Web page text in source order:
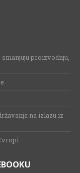
proizvodnju,
na izlazu iz